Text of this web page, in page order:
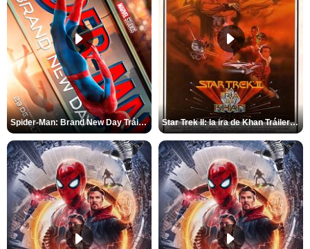
Spider-Man: Brand New Day Tráiler (3) Star Trek II: la ira de Khan Tráiler VO